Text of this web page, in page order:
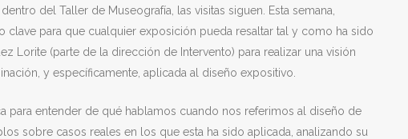
del Taller de Museografía, las visitas siguen. Esta semana,
para que cualquier exposición pueda resaltar tal y como ha sido
Lorite (parte de la dirección de Intervento) para realizar una visión
y específicamente, aplicada al diseño expositivo.
para entender de qué hablamos cuando nos referimos al diseño de
sobre casos reales en los que esta ha sido aplicada, analizando su